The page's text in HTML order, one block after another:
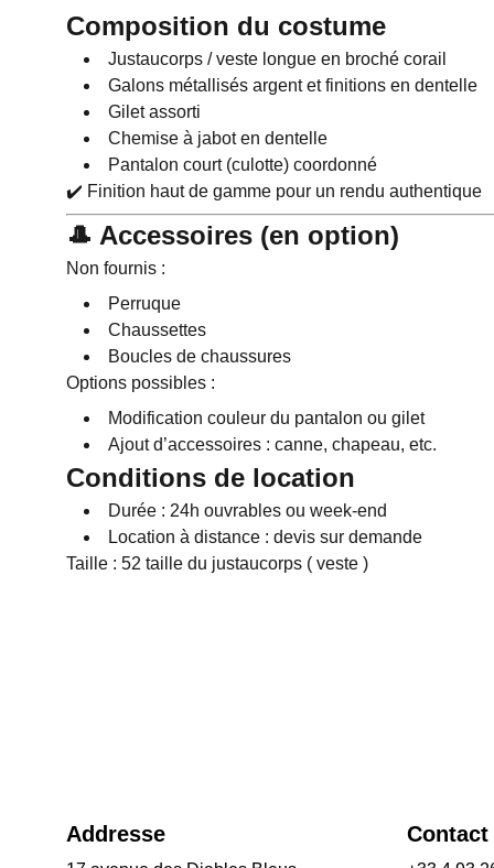
Composition du costume
Justaucorps / veste longue en broché corail
Galons métallisés argent et finitions en dentelle
Gilet assorti
Chemise à jabot en dentelle
Pantalon court (culotte) coordonné
✔️ Finition haut de gamme pour un rendu authentique
🎩 Accessoires (en option)
Non fournis :
Perruque
Chaussettes
Boucles de chaussures
Options possibles :
Modification couleur du pantalon ou gilet
Ajout d’accessoires : canne, chapeau, etc.
Conditions de location
Durée : 24h ouvrables ou week-end
Location à distance : devis sur demande
Taille : 52 taille du justaucorps ( veste )
Addresse Contact